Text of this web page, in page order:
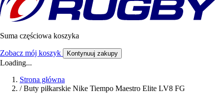
Suma częściowa koszyka
Zobacz mój koszyk Kontynuuj zakupy
Loading...
Strona główna
/ Buty piłkarskie Nike Tiempo Maestro Elite LV8 FG